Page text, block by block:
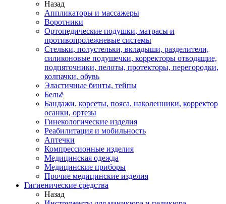
Назад
Аппликаторы и массажеры
Воротники
Ортопедические подушки, матрасы и
противопролежневые системы
Стельки, полустельки, вкладыши, разделители,
силиконовые подушечки, корректоры отводящие,
подпяточники, пелоты, протекторы, перегородки,
колпачки, обувь
Эластичные бинты, тейпы
Бельё
Бандажи, корсеты, пояса, наколенники, корректор
осанки, ортезы
Гинекологические изделия
Реабилитация и мобильность
Аптечки
Компрессионные изделия
Медицинская одежда
Медицинские приборы
Прочие медицинские изделия
Гигиенические средства
Назад